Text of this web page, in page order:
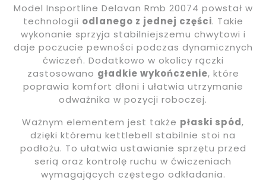
Model Insportline Delavan Rmb 20074 powstał w
technologii odlanego z jednej części. Takie
wykonanie sprzyja stabilniejszemu chwytowi i
daje poczucie pewności podczas dynamicznych
ćwiczeń. Dodatkowo w okolicy rączki
zastosowano gładkie wykończenie, które
poprawia komfort dłoni i ułatwia utrzymanie
odważnika w pozycji roboczej.
Ważnym elementem jest także płaski spód,
dzięki któremu kettlebell stabilnie stoi na
podłożu. To ułatwia ustawianie sprzętu przed
serią oraz kontrolę ruchu w ćwiczeniach
wymagających częstego odkładania.